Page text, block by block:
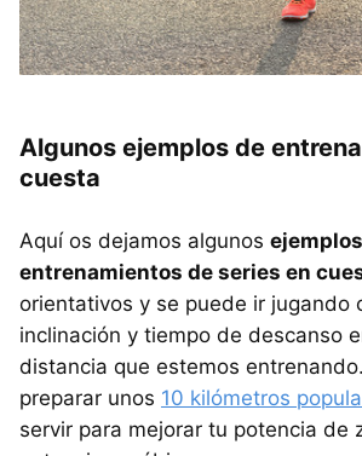
Algunos ejemplos de
cuesta
Aquí os dejamos algunos
entrenamientos de series en
orientativos y se puede ir jugando
inclinación y tiempo de descanso
distancia que estemos
preparar unos 10 kilómetros
servir para mejorar tu potencia de